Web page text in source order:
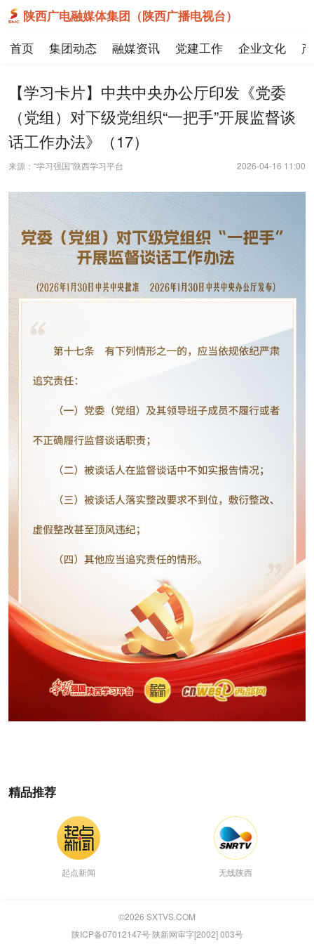
陕西广电融媒体集团（陕西广播电视台）
首页 集团动态 融媒资讯 党建工作 企业文化
【学习卡片】中共中央办公厅印发《党委
（党组）对下级党组织“一把手”开展监督谈
话工作办法》（17）
来源：“学习强国”陕西学习平台 2026-04-16 11:00
精品推荐
起点新闻 无线陕西
©2026 SXTVS.COM
陕ICP备07012147号 陕新网审字[2002] 003号